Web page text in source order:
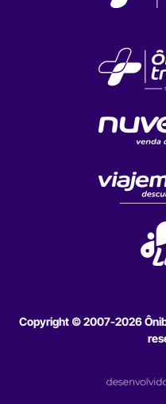
Copyright © 2007-2026